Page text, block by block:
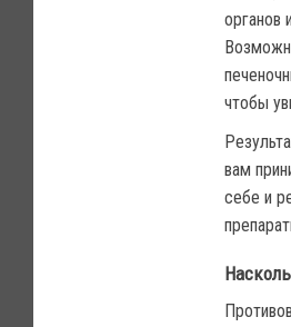
органов
чтобы
вам
себе и